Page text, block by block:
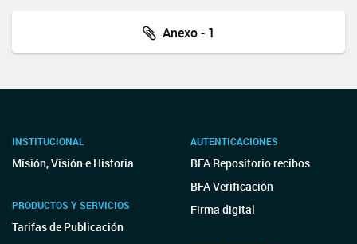
Anexo - 1
INSTITUCIONAL
Misión, Visión e Historia
PRODUCTOS Y SERVICIOS
Tarifas de Publicación
AUTENTICACIONES
BFA Repositorio recibos
BFA Verificación
Firma digital